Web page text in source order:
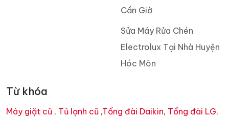
Cần Giờ
Sửa Máy Rửa Chén
Electrolux Tại Nhà Huyện
Hóc Môn
Từ khóa
Máy giặt cũ , Tủ lạnh cũ ,Tổng đài Daikin, Tổng đài LG,